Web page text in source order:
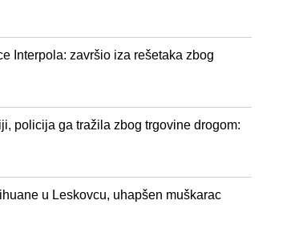
Interpola: završio iza rešetaka zbog
policija ga tražila zbog trgovine drogom:
u Leskovcu, uhapšen muškarac